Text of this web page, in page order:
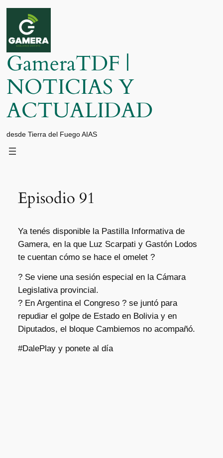
Saltar
contenido
GameraTDF |
NOTICIAS Y
ACTUALIDAD
desde Tierra del Fuego AIAS
Episodio 91
Ya tenés disponible la Pastilla Informativa de
Gamera, en la que Luz Scarpati y Gastón Lodos
te cuentan cómo se hace el omelet ?
? Se viene una sesión especial en la Cámara
Legislativa provincial.
? En Argentina el Congreso ? se juntó para
repudiar el golpe de Estado en Bolivia y en
Diputados, el bloque Cambiemos no acompañó.
#DalePlay y ponete al día